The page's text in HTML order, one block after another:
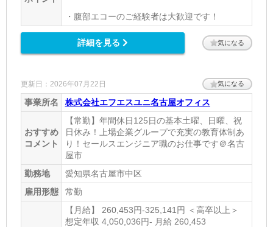
・腹部エコーのご経験者は大歓迎です！
詳細を見る 気になる
更新日：2026年07月22日 気になる
事業所名 株式会社エフエスユニ名古屋オフィス
おすすめ
コメント
【常勤】年間休日125日の基本土曜、日曜、祝
日休み！上場企業グループで充実の教育体制あ
り！セールスエンジニア職のお仕事です＠名古
屋市
勤務地
愛知県名古屋市中区
雇用形態
常勤
【月給】 260,453円-325,141円 ＜高卒以上＞
想定年収 4,050,036円- 月給 260,453